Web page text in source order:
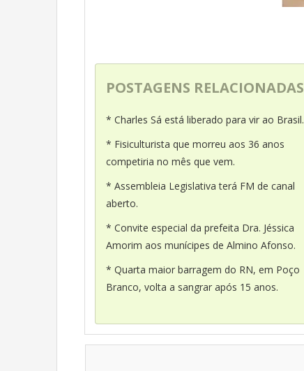
POSTAGENS RELACIONADAS
* Charles Sá está liberado para vir ao Brasil.
* Fisiculturista que morreu aos 36 anos
competiria no mês que vem.
* Assembleia Legislativa terá FM de canal
aberto.
* Convite especial da prefeita Dra. Jéssica
Amorim aos munícipes de Almino Afonso.
* Quarta maior barragem do RN, em Poço
Branco, volta a sangrar após 15 anos.